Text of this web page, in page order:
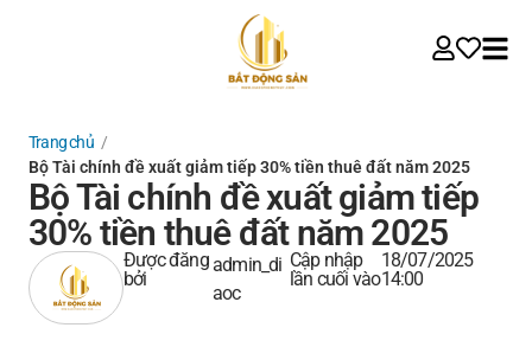
Trang chủ /
Bộ Tài chính đề xuất giảm tiếp 30% tiền thuê đất năm 2025
Bộ Tài chính đề xuất giảm tiếp
30% tiền thuê đất năm 2025
Được đăng
bởi
admin_di
aoc
Cập nhập
lần cuối vào
18/07/2025
14:00